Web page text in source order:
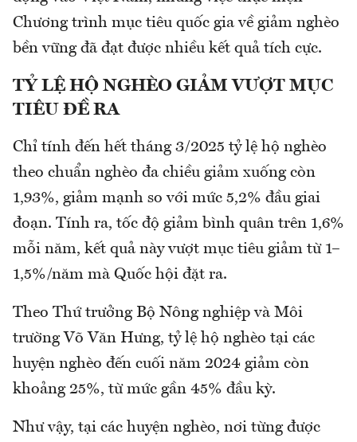
Chương trình mục tiêu quốc gia về giảm nghèo
bền vững đã đạt được nhiều kết quả tích cực.
TỶ LỆ HỘ NGHÈO GIẢM VƯỢT MỤC
TIÊU ĐỀ RA
Chỉ tính đến hết tháng 3/2025 tỷ lệ hộ nghèo
theo chuẩn nghèo đa chiều giảm xuống còn
1,93%, giảm mạnh so với mức 5,2% đầu giai
đoạn. Tính ra, tốc độ giảm bình quân trên 1,6%
mỗi năm, kết quả này vượt mục tiêu giảm từ 1–
1,5%/năm mà Quốc hội đặt ra.
Theo Thứ trưởng Bộ Nông nghiệp và Môi
trường Võ Văn Hưng, tỷ lệ hộ nghèo tại các
huyện nghèo đến cuối năm 2024 giảm còn
khoảng 25%, từ mức gần 45% đầu kỳ.
Như vậy, tại các huyện nghèo, nơi từng được